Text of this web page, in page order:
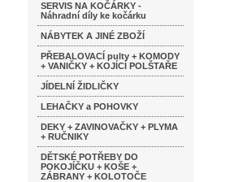
SERVIS NA KOČÁRKY -
Náhradní díly ke kočárku
NÁBYTEK A JINÉ ZBOŽÍ
PŘEBALOVACÍ pulty + KOMODY
+ VANIČKY + KOJÍCÍ POLŠTAŘE
JÍDELNÍ ŽIDLIČKY
LEHAČKY a POHOVKY
DEKY + ZAVINOVAČKY + PLYMA
+ RUČNIKY
DĚTSKÉ POTŘEBY DO
POKOJÍČKU + KOŠE +
ZÁBRANY + KOLOTOČE